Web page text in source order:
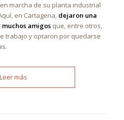
marcha de su planta industrial
en Cartagena, dejaron una
amigos que, entre otros,
trabajo y optaron por quedarse
Leer más